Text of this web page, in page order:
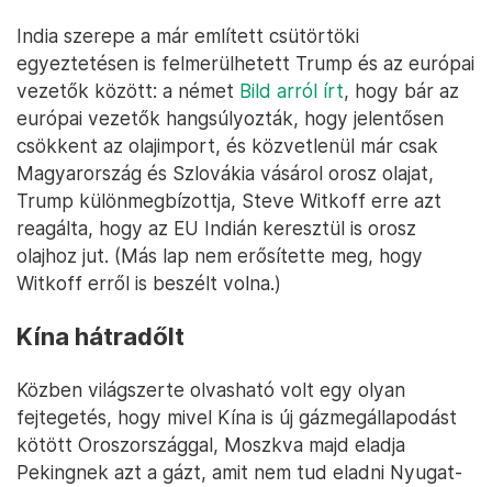
India szerepe a már említett csütörtöki
egyeztetésen is felmerülhetett Trump és az európai
vezetők között: a német Bild arról írt, hogy bár az
európai vezetők hangsúlyozták, hogy jelentősen
csökkent az olajimport, és közvetlenül már csak
Magyarország és Szlovákia vásárol orosz olajat,
Trump különmegbízottja, Steve Witkoff erre azt
reagálta, hogy az EU Indián keresztül is orosz
olajhoz jut. (Más lap nem erősítette meg, hogy
Witkoff erről is beszélt volna.)
Kína hátradőlt
Közben világszerte olvasható volt egy olyan
fejtegetés, hogy mivel Kína is új gázmegállapodást
kötött Oroszországgal, Moszkva majd eladja
Pekingnek azt a gázt, amit nem tud eladni Nyugat-